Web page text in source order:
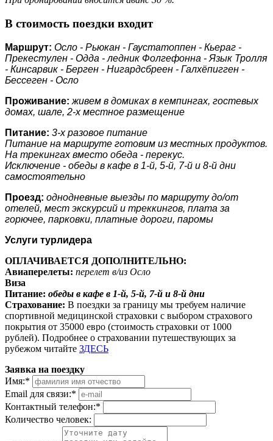
В стоимость поездки входит
Маршрут: Осло - Рьюкан - Гаустатоппен - Кьераг -
Прекестулен - Одда - ледник Фолгефонна - Язык Тролля
- Кинсарвик - Берген - Нигардсбреен - Галхёпигген -
Бессеген - Осло
Проживание: живем в домиках в кемпингах, гостевых
домах, шале, 2-х местное размещение
Питание: 3-х разовое питание
Питание на маршруте готовим из местных продуктов.
На трекингах вместо обеда - перекус.
Исключение - обеды в кафе в 1-й, 5-й, 7-й и 8-й дни
самостоятельно
Проезд: однодневные выезды по маршруту до/от
отелей, мест экскурсий и треккингов, плата за
горючее, парковки, платные дороги, паромы
Услуги турлидера
ОПЛАЧИВАЕТСЯ ДОПОЛНИТЕЛЬНО:
Авиаперелеты: перелет в/из Осло
Виза
Питание: обеды в кафе в 1-й, 5-й, 7-й и 8-й дни
Страхование: В поездки за границу мы требуем наличие
спортивной медицинской страховки с выбором страхового
покрытия от 35000 евро (стоимость страховки от 1000
рублей). Подробнее о страховании путешествующих за
рубежом читайте ЗДЕСЬ
Заявка на поездку
Имя:*
Email для связи:*
Контактный телефон:*
Количество человек: